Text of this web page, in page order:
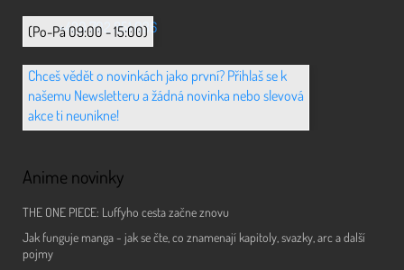
+420 702 851 036
(Po-Pá 09:00 - 15:00)
Chceš vědět o novinkách jako první? Přihlaš se k
našemu Newsletteru a žádná novinka nebo slevová
akce ti neunikne!
Anime novinky
THE ONE PIECE: Luffyho cesta začne znovu
Jak funguje manga - jak se čte, co znamenají kapitoly, svazky, arc a další
pojmy